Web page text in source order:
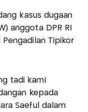
kasus dugaan
anggota DPR RI
Tipikor
tadi kami
kepada
Saeful dalam